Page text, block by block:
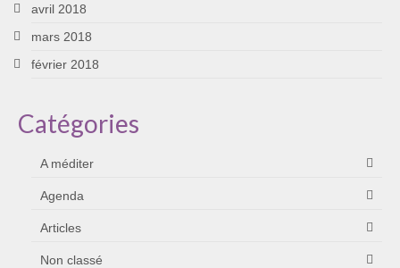
avril 2018
mars 2018
février 2018
Catégories
A méditer
Agenda
Articles
Non classé